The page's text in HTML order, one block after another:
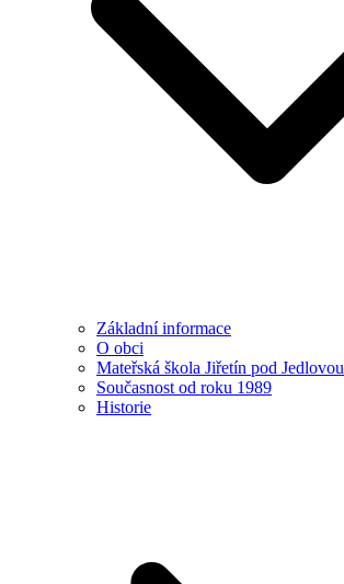
Základní informace
O obci
Mateřská škola Jiřetín pod Jedlovou
Současnost od roku 1989
Historie